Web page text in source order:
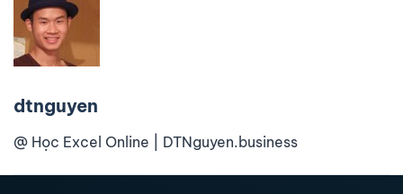
dtnguyen
@ Học Excel Online | DTNguyen.business